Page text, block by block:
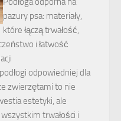
pazury psa: materiały,
które łączą trwałość,
i łatwość
odpowiedniej dla
zwierzętami to nie
estetyki, ale
trwałości i